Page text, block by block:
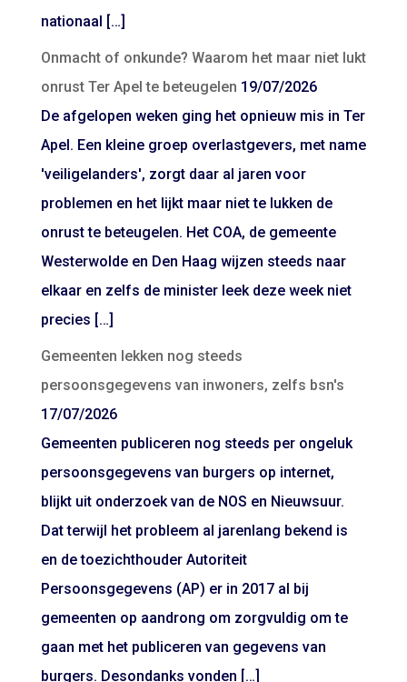
nationaal […]
Onmacht of onkunde? Waarom het maar niet lukt
onrust Ter Apel te beteugelen 19/07/2026
De afgelopen weken ging het opnieuw mis in Ter
Apel. Een kleine groep overlastgevers, met name
'veiligelanders', zorgt daar al jaren voor
problemen en het lijkt maar niet te lukken de
onrust te beteugelen. Het COA, de gemeente
Westerwolde en Den Haag wijzen steeds naar
elkaar en zelfs de minister leek deze week niet
precies […]
Gemeenten lekken nog steeds
persoonsgegevens van inwoners, zelfs bsn's
17/07/2026
Gemeenten publiceren nog steeds per ongeluk
persoonsgegevens van burgers op internet,
blijkt uit onderzoek van de NOS en Nieuwsuur.
Dat terwijl het probleem al jarenlang bekend is
en de toezichthouder Autoriteit
Persoonsgegevens (AP) er in 2017 al bij
gemeenten op aandrong om zorgvuldig om te
gaan met het publiceren van gegevens van
burgers. Desondanks vonden […]